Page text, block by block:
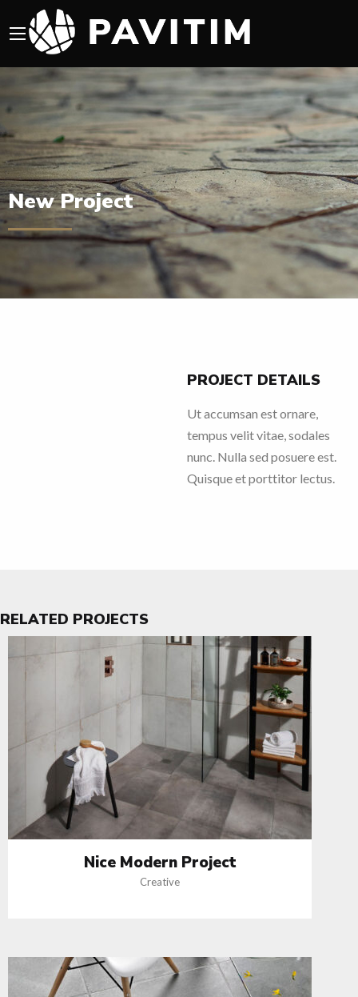
New Project
PROJECT DETAILS
Ut accumsan est ornare,
tempus velit vitae, sodales
nunc. Nulla sed posuere est.
Quisque et porttitor lectus.
RELATED PROJECTS
Nice Modern Project
Creative